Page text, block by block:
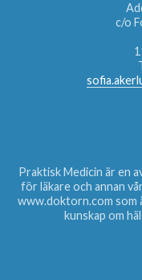
c/o
Praktisk Medicin är en
för läkare och annan
www.doktorn.com som
kunskap om